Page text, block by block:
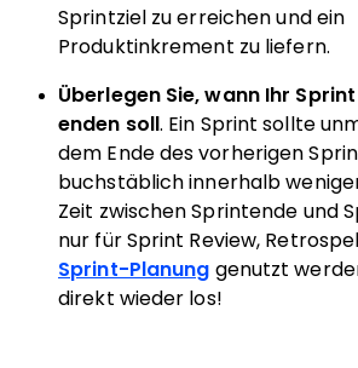
Sprintziel zu erreichen und ein
Produktinkrement zu liefern.
Überlegen Sie, wann Ihr
enden soll . Ein Sprint sollte
dem Ende des vorherigen
buchstäblich innerhalb
Zeit zwischen Sprintende und
nur für Sprint Review,
Sprint-Planung genutzt
direkt wieder los!